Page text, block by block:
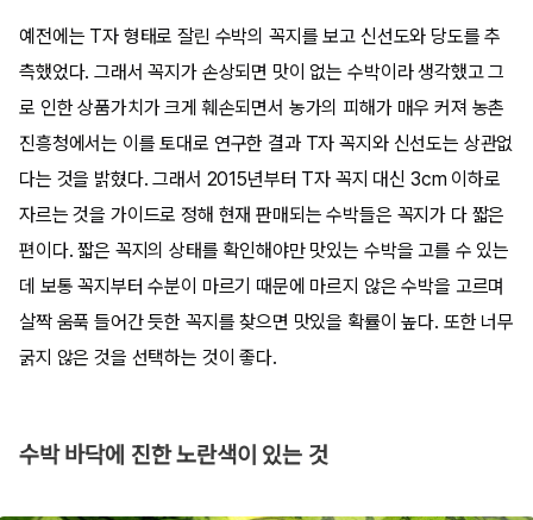
예전에는 T자 형태로 잘린 수박의 꼭지를 보고 신선도와 당도를 추
측했었다. 그래서 꼭지가 손상되면 맛이 없는 수박이라 생각했고 그
로 인한 상품가치가 크게 훼손되면서 농가의 피해가 매우 커져 농촌
진흥청에서는 이를 토대로 연구한 결과 T자 꼭지와 신선도는 상관없
다는 것을 밝혔다. 그래서 2015년부터 T자 꼭지 대신 3cm 이하로
자르는 것을 가이드로 정해 현재 판매되는 수박들은 꼭지가 다 짧은
편이다. 짧은 꼭지의 상태를 확인해야만 맛있는 수박을 고를 수 있는
데 보통 꼭지부터 수분이 마르기 때문에 마르지 않은 수박을 고르며
살짝 움푹 들어간 듯한 꼭지를 찾으면 맛있을 확률이 높다. 또한 너무
굵지 않은 것을 선택하는 것이 좋다.
수박 바닥에 진한 노란색이 있는 것